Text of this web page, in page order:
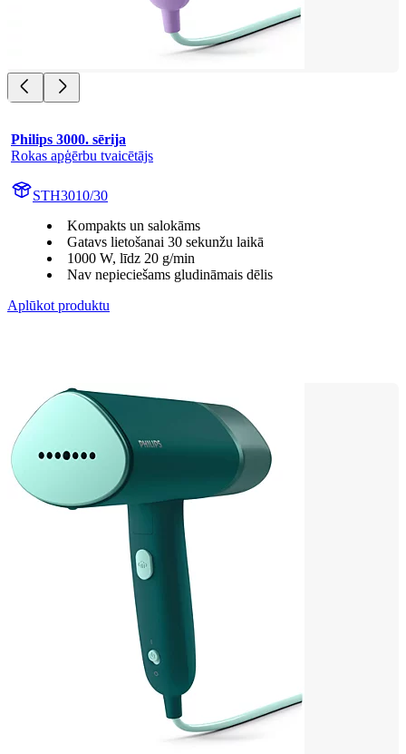
Philips 3000. sērija
Rokas apģērbu tvaicētājs
STH3010/30
Kompakts un salokāms
Gatavs lietošanai 30 sekunžu laikā
1000 W, līdz 20 g/min
Nav nepieciešams gludināmais dēlis
Aplūkot produktu